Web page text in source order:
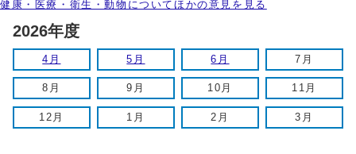
健康・医療・衛生・動物についてほかの意見を見る
2026年度
4月 5月 6月 7月
8月 9月 10月 11月
12月 1月 2月 3月